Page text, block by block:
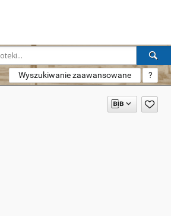
Wyszukiwanie zaawansowane ?